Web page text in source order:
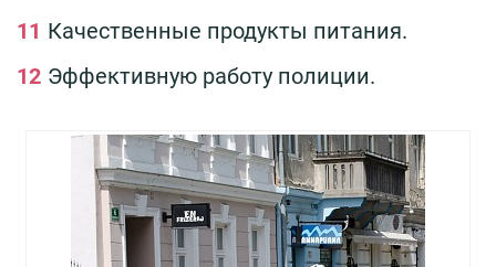
Качественные продукты питания.
Эффективную работу полиции.